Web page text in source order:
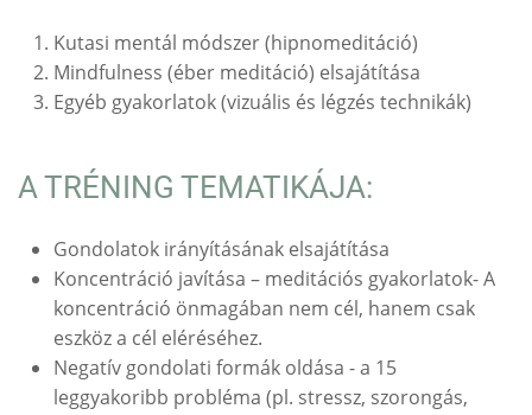
Kutasi mentál módszer (hipnomeditáció)
Mindfulness (éber meditáció) elsajátítása
Egyéb gyakorlatok (vizuális és légzés technikák)
A TRÉNING TEMATIKÁJA:
Gondolatok irányításának elsajátítása
Koncentráció javítása – meditációs gyakorlatok- A
koncentráció önmagában nem cél, hanem csak
eszköz a cél eléréséhez.
Negatív gondolati formák oldása - a 15
leggyakoribb probléma (pl. stressz, szorongás,